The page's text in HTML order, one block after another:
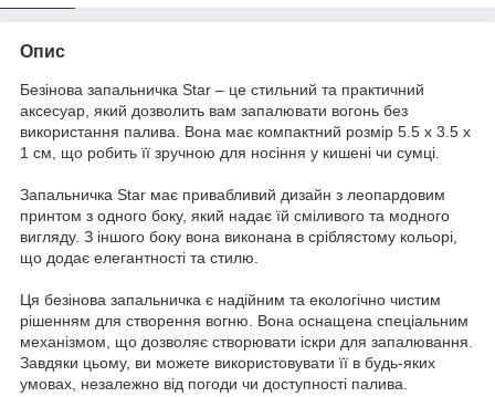
Опис
Безінова запальничка Star – це стильний та практичний
аксесуар, який дозволить вам запалювати вогонь без
використання палива. Вона має компактний розмір 5.5 x 3.5 x
1 см, що робить її зручною для носіння у кишені чи сумці.
Запальничка Star має привабливий дизайн з леопардовим
принтом з одного боку, який надає їй сміливого та модного
вигляду. З іншого боку вона виконана в сріблястому кольорі,
що додає елегантності та стилю.
Ця безінова запальничка є надійним та екологічно чистим
рішенням для створення вогню. Вона оснащена спеціальним
механізмом, що дозволяє створювати іскри для запалювання.
Завдяки цьому, ви можете використовувати її в будь-яких
умовах, незалежно від погоди чи доступності палива.